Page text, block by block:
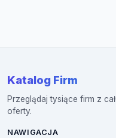
Katalog Firm
Przeglądaj tysiące firm z
oferty.
NAWIGACJA